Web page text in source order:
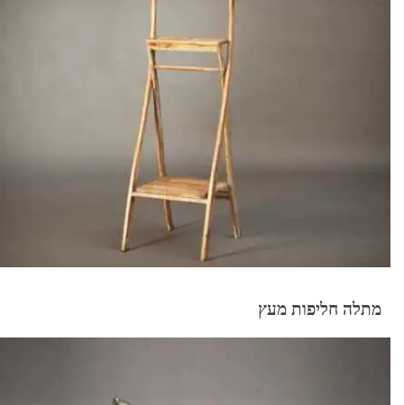
מתלה חליפות מעץ